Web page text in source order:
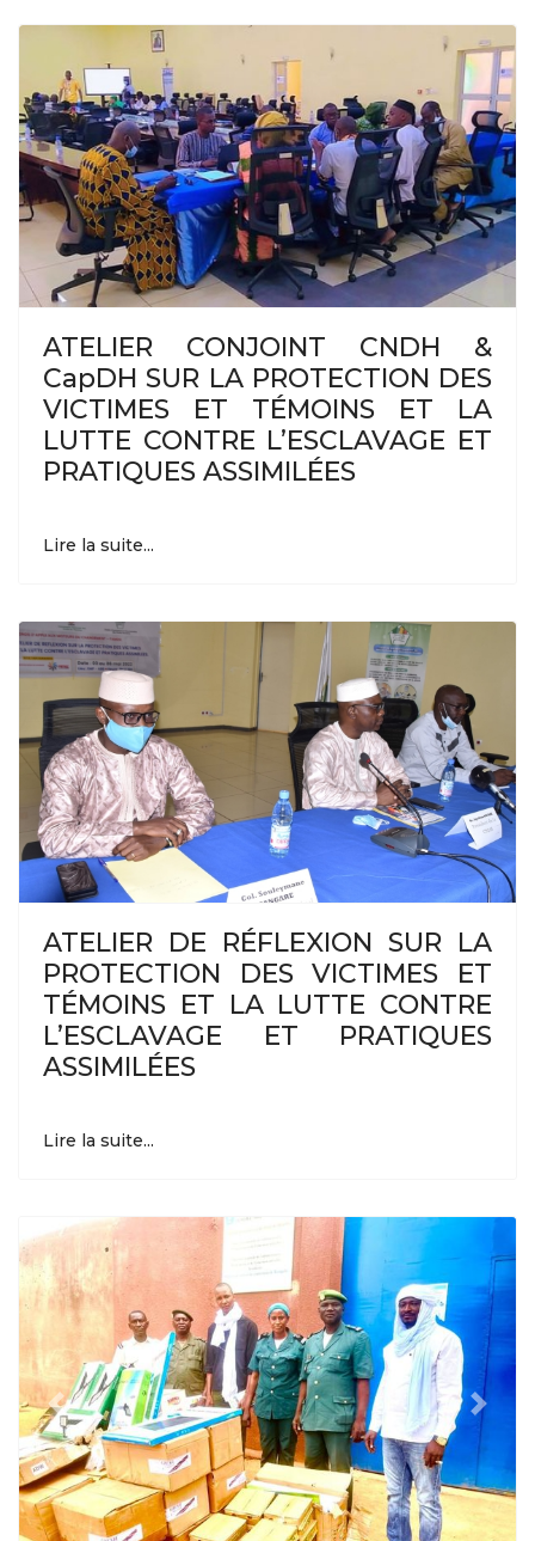
ATELIER CONJOINT CNDH &
CapDH SUR LA PROTECTION DES
VICTIMES ET TÉMOINS ET LA
LUTTE CONTRE L’ESCLAVAGE ET
PRATIQUES ASSIMILÉES
Lire la suite...
ATELIER DE RÉFLEXION SUR LA
PROTECTION DES VICTIMES ET
TÉMOINS ET LA LUTTE CONTRE
L’ESCLAVAGE ET PRATIQUES
ASSIMILÉES
Lire la suite...
Previous Next